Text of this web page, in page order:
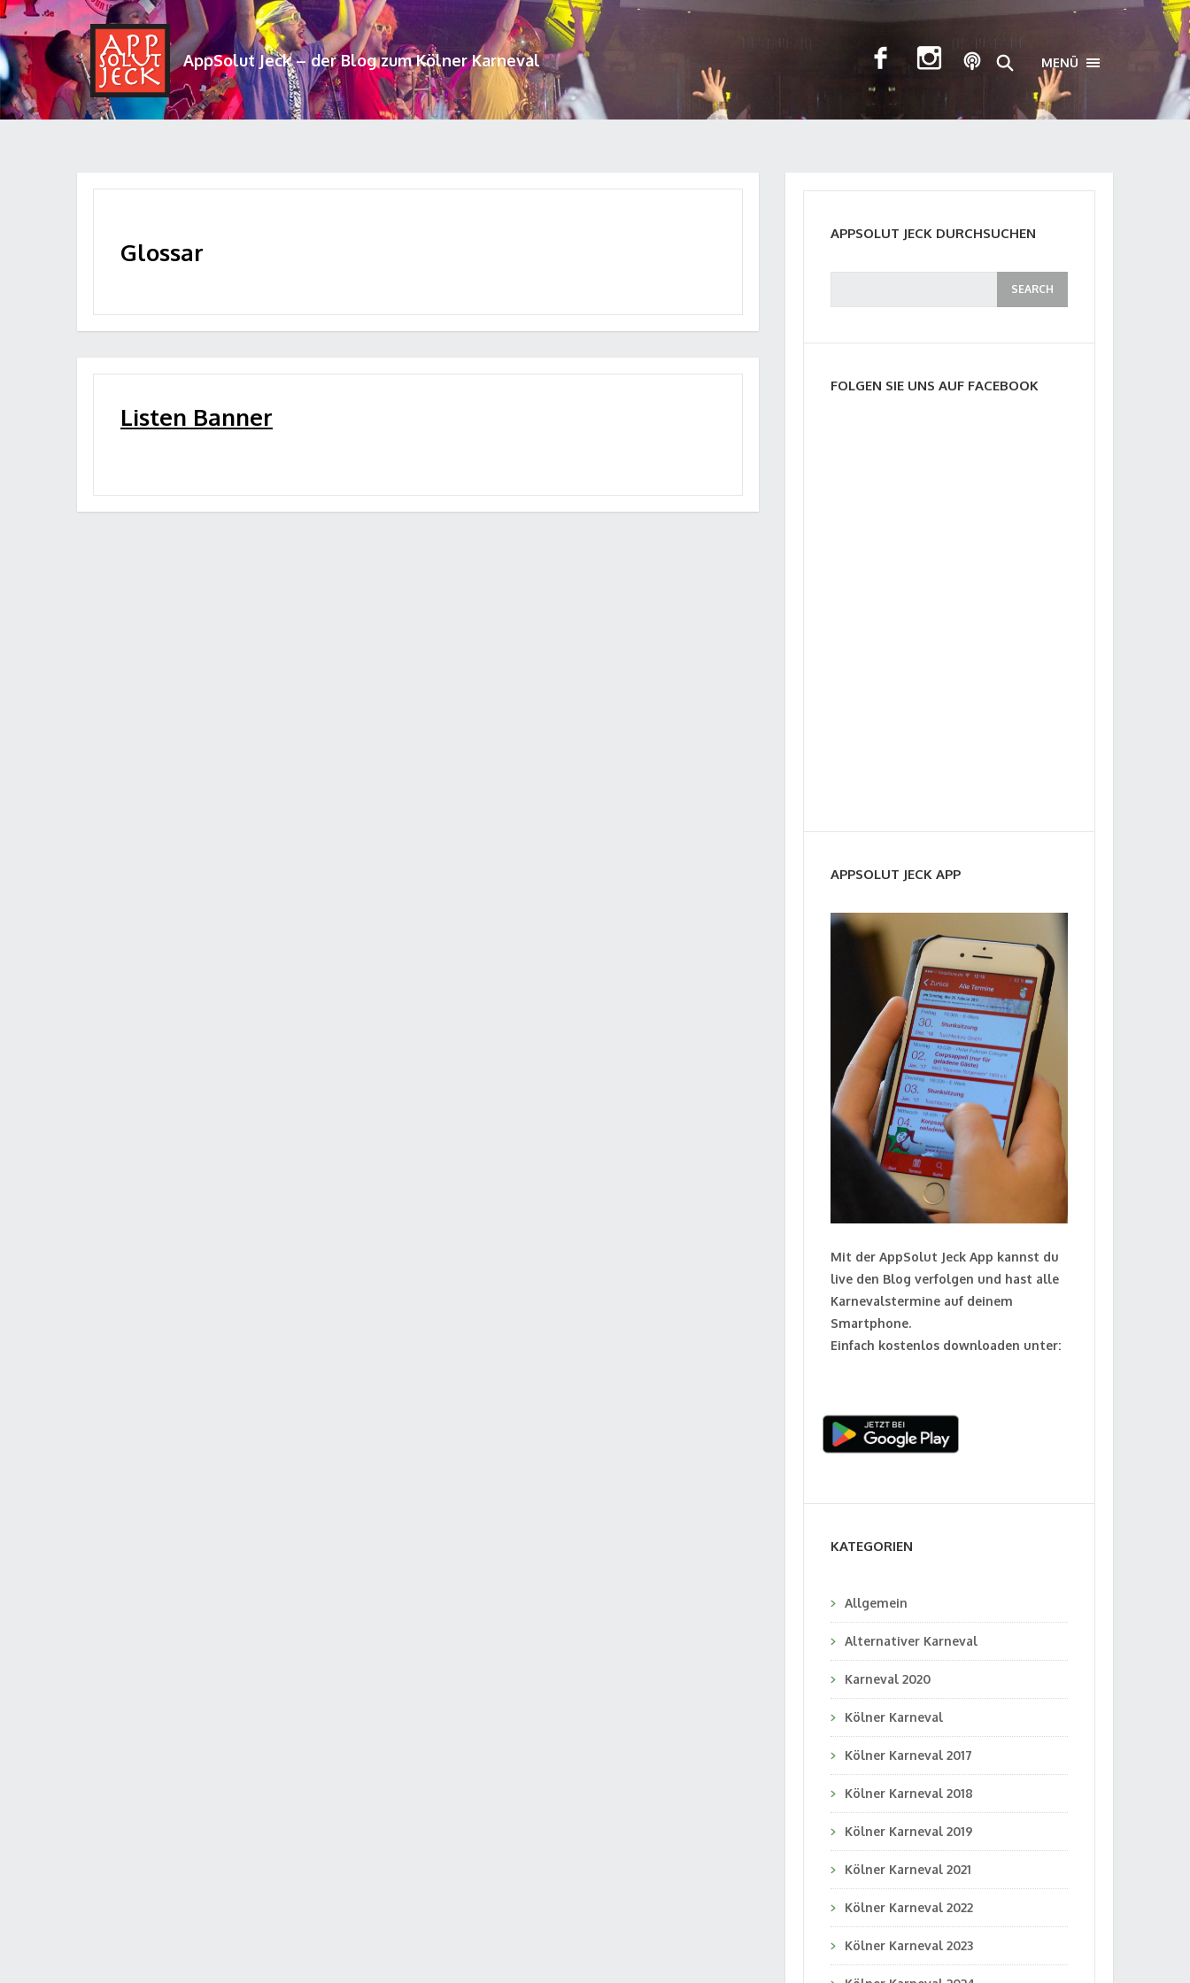
AppSolut Jeck – der Blog zum Kölner Karneval MENÜ TOGGLE
Glossar
Listen Banner
APPSOLUT JECK DURCHSUCHEN
FOLGEN SIE UNS AUF FACEBOOK
APPSOLUT JECK APP
Mit der AppSolut Jeck App kannst du
live den Blog verfolgen und hast alle
Karnevalstermine auf deinem
Smartphone.
Einfach kostenlos downloaden unter:
KATEGORIEN
Allgemein
Alternativer Karneval
Karneval 2020
Kölner Karneval
Kölner Karneval 2017
Kölner Karneval 2018
Kölner Karneval 2019
Kölner Karneval 2021
Kölner Karneval 2022
Kölner Karneval 2023